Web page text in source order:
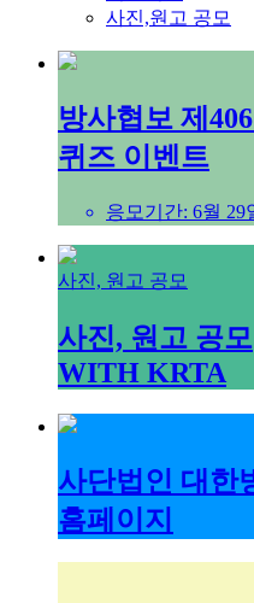
사진,원고 공모
방사협보 제
퀴즈 이벤트
응모기간: 6월 29
사진, 원고 공모
사진, 원고 공모
WITH KRTA
사단법인 대한
홈페이지